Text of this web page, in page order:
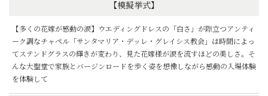
【模擬挙式】
【多くの花嫁が感動の涙】ウエディングドレスの「白さ」が際立つアンティ
ーク調なチャペル「サンタマリア・デッレ・グレイシス教会」は時間によっ
てステンドグラスの輝きが変わり、見た花嫁様が涙を流すほどの美しさ。そ
んな大聖堂で家族とバージンロードを歩く姿を想像しながら感動の入場体験
を体験して